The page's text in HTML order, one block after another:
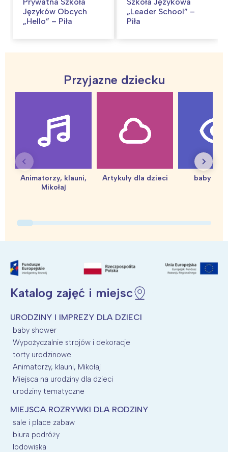
Języków Obcych
„Hello” – Piła
„Leader School” –
Piła
Przyjazne dziecku
Animatorzy, klauni,
Mikołaj
Artykuły dla dzieci baby
Katalog zajęć i miejsc
URODZINY I IMPREZY DLA DZIECI
baby shower
Wypożyczalnie strojów i dekoracje
torty urodzinowe
Animatorzy, klauni, Mikołaj
Miejsca na urodziny dla dzieci
urodziny tematyczne
MIEJSCA ROZRYWKI DLA RODZINY
sale i place zabaw
biura podróży
lodowiska
Interesują mnie wydarzenia z
Warszawa
Poznań
Śląsk
Północ
Wybieram